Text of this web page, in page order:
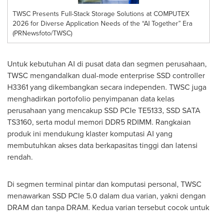
TWSC Presents Full-Stack Storage Solutions at COMPUTEX
2026 for Diverse Application Needs of the “AI Together” Era
(PRNewsfoto/TWSC)
Untuk kebutuhan AI di pusat data dan segmen perusahaan,
TWSC mengandalkan dual-mode enterprise SSD controller
H3361 yang dikembangkan secara independen. TWSC juga
menghadirkan portofolio penyimpanan data kelas
perusahaan yang mencakup SSD PCIe TE5133, SSD SATA
TS3160, serta modul memori DDR5 RDIMM. Rangkaian
produk ini mendukung klaster komputasi AI yang
membutuhkan akses data berkapasitas tinggi dan latensi
rendah.
Di segmen terminal pintar dan komputasi personal, TWSC
menawarkan SSD PCIe 5.0 dalam dua varian, yakni dengan
DRAM dan tanpa DRAM. Kedua varian tersebut cocok untuk